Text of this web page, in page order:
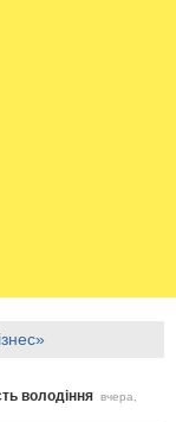
володіння вчера,